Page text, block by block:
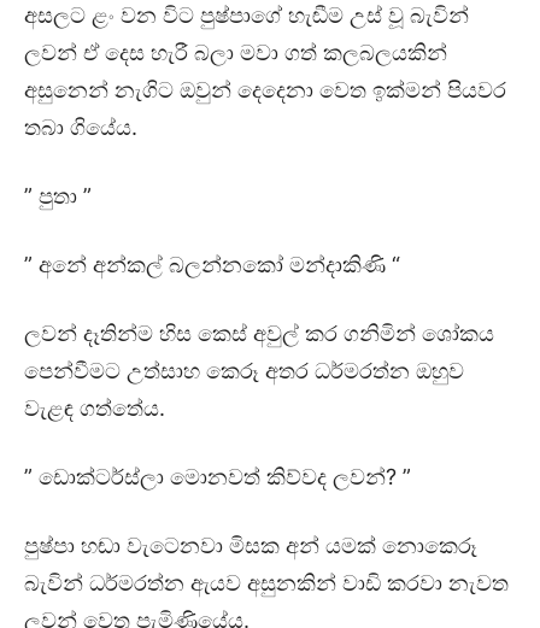
අසලට ළං වන විට පුෂ්පාගේ හැඬීම උස් වූ බැවින්
ලවන් ඒ දෙස හැරී බලා මවා ගත් කලබලයකින්
අසුනෙන් නැගිට ඔවුන් දෙදෙනා වෙත ඉක්මන් පියවර
තබා ගියේය.
” පුතා ”
” අනේ අන්කල් බලන්නකෝ මන්දාකිණි “
ලවන් දෑතින්ම හිස කෙස් අවුල් කර ගනිමින් ශෝකය
පෙන්වීමට උත්සාහ කෙරූ අතර ධර්මරත්න ඔහුව
වැළඳ ගත්තේය.
” ඩොක්ටර්ස්ලා මොනවත් කිව්වද ලවන්? ”
පුෂ්පා හඬා වැටෙනවා මිසක අන් යමක් නොකෙරූ
බැවින් ධර්මරත්න ඇයව අසුනකින් වාඩි කරවා නැවත
ලවන් වෙත පැමිණියේය.